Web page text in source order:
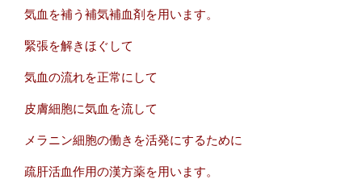
気血を補う補気補血剤を用います。
緊張を解きほぐして
気血の流れを正常にして
皮膚細胞に気血を流して
メラニン細胞の働きを活発にするために
疏肝活血作用の漢方薬を用います。